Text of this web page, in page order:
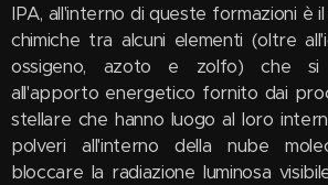
IPA, all'interno di queste formazioni è
chimiche tra alcuni elementi (oltre
ossigeno, azoto e zolfo) che si
all'apporto energetico fornito dai
stellare che hanno luogo al loro
polveri all'interno della nube
bloccare la radiazione luminosa